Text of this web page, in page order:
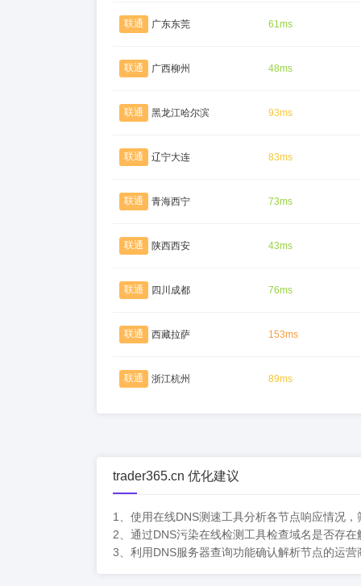
联通 广东东莞 61ms
联通 广西柳州 48ms
联通 黑龙江哈尔滨 93ms
联通 辽宁大连 83ms
联通 青海西宁 73ms
联通 陕西西安 43ms
联通 四川成都 76ms
联通 西藏拉萨 153ms
联通 浙江杭州 89ms
trader365.cn 优化建议
1、使用在线DNS测速工具分析各节点响应情况
2、通过DNS污染在线检测工具检查域名是否存
3、利用DNS服务器查询功能确认解析节点的运